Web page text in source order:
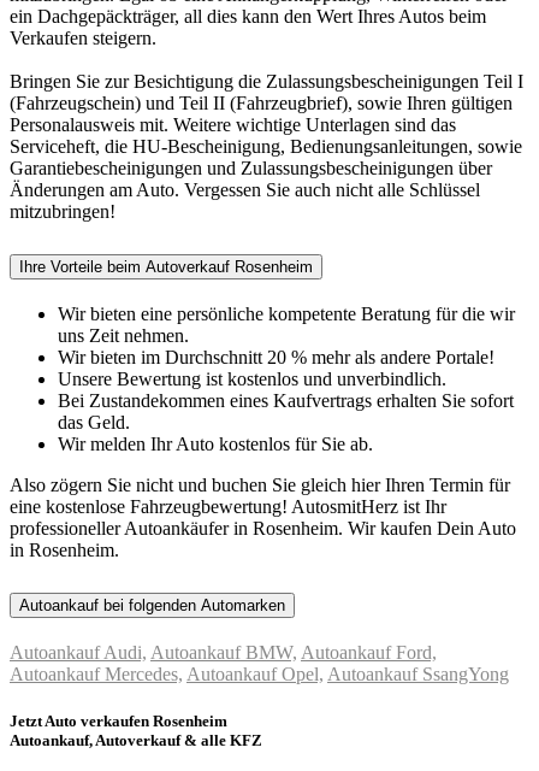
ein Dachgepäckträger, all dies kann den Wert Ihres Autos beim
Verkaufen steigern.
Bringen Sie zur Besichtigung die Zulassungsbescheinigungen Teil I
(Fahrzeugschein) und Teil II (Fahrzeugbrief), sowie Ihren gültigen
Personalausweis mit. Weitere wichtige Unterlagen sind das
Serviceheft, die HU-Bescheinigung, Bedienungsanleitungen, sowie
Garantiebescheinigungen und Zulassungs­bescheinigungen über
Änderungen am Auto. Vergessen Sie auch nicht alle Schlüssel
mitzubringen!
Ihre Vorteile beim Autoverkauf Rosenheim
Wir bieten eine persönliche kompetente Beratung für die wir
uns Zeit nehmen.
Wir bieten im Durchschnitt 20 % mehr als andere Portale!
Unsere Bewertung ist kostenlos und unverbindlich.
Bei Zustandekommen eines Kaufvertrags erhalten Sie sofort
das Geld.
Wir melden Ihr Auto kostenlos für Sie ab.
Also zögern Sie nicht und buchen Sie gleich hier Ihren Termin für
eine kostenlose Fahrzeugbewertung! AutosmitHerz ist Ihr
professioneller Autoankäufer in Rosenheim. Wir kaufen Dein Auto
in Rosenheim.
Autoankauf bei folgenden Automarken
Autoankauf Audi, Autoankauf BMW, Autoankauf Ford,
Autoankauf Mercedes, Autoankauf Opel, Autoankauf SsangYong
Jetzt Auto verkaufen Rosenheim
Autoankauf, Autoverkauf & alle KFZ